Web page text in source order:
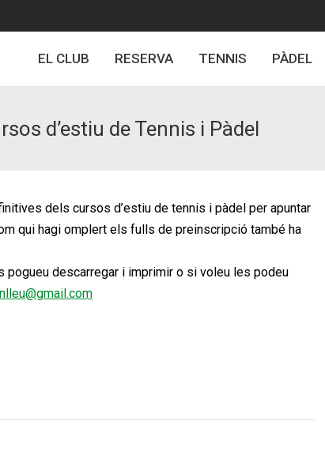
EL CLUB RESERVA TENNIS PÀDEL
d’estiu de Tennis i Pàdel
dels cursos d’estiu de tennis i pàdel per apuntar
qui hagi omplert els fulls de preinscripció també ha
descarregar i imprimir o si voleu les podeu